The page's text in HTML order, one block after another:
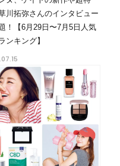
川拓弥さんのインタビュー
！【6月29日〜7月5日人気
ンキング】